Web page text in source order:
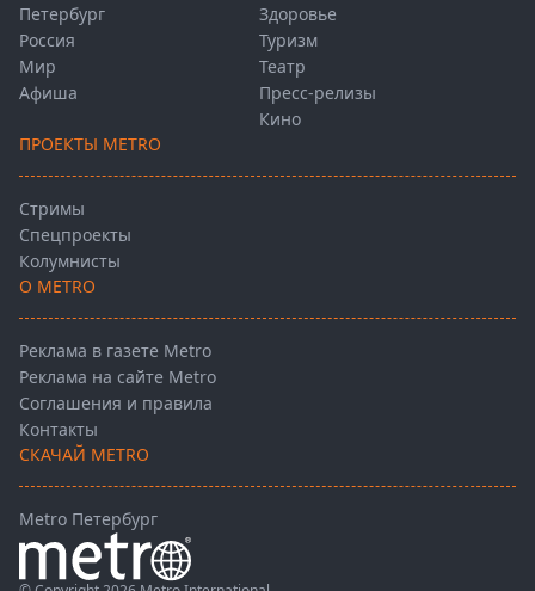
Петербург
Россия
Мир
Афиша
Здоровье
Туризм
Театр
Пресс-релизы
Кино
ПРОЕКТЫ METRO
Стримы
Спецпроекты
Колумнисты
О METRO
Реклама в газете Metro
Реклама на сайте Metro
Соглашения и правила
Контакты
СКАЧАЙ METRO
Metro Петербург